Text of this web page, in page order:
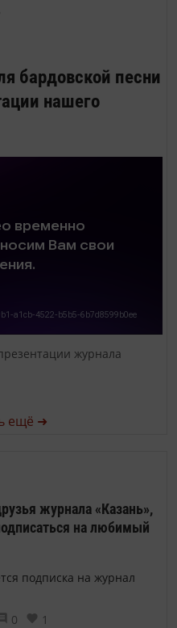
бардовской песни
нашего
журнала
ещё ➜
журнала «Казань»,
на любимый
подписка на журнал
0 1